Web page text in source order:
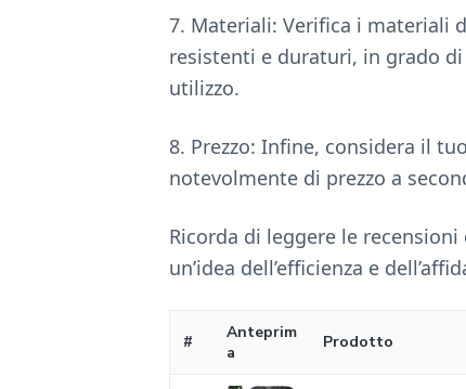
7. Materiali: Verifica i materiali
resistenti e duraturi, in grado
utilizzo.
8. Prezzo: Infine, considera il
notevolmente di prezzo a
Ricorda di leggere le
un’idea dell’efficienza e
#
Anteprim
a
Prodotto